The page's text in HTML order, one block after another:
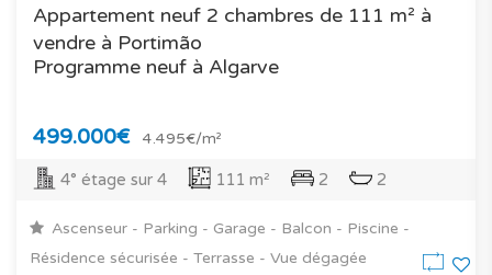
Appartement neuf 2 chambres de 111 m² à
vendre à Portimão
Programme neuf à Algarve
499.000€ 4.495€/m²
4° étage sur 4 111 m² 2 2
Ascenseur - Parking - Garage - Balcon - Piscine -
Résidence sécurisée - Terrasse - Vue dégagée